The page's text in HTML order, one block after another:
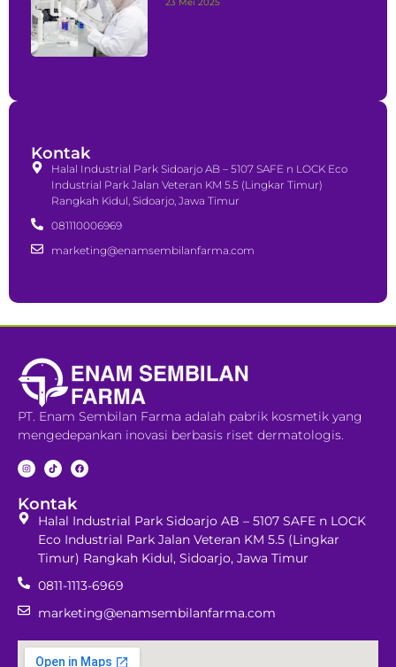
Kontak
Halal Industrial Park Sidoarjo AB – 5107 SAFE n LOCK Eco
Industrial Park Jalan Veteran KM 5.5 (Lingkar Timur)
Rangkah Kidul, Sidoarjo, Jawa Timur
081110006969
marketing@enamsembilanfarma.com
PT. Enam Sembilan Farma adalah pabrik kosmetik yang
mengedepankan inovasi berbasis riset dermatologis.
Kontak
Halal Industrial Park Sidoarjo AB – 5107 SAFE n LOCK
Eco Industrial Park Jalan Veteran KM 5.5 (Lingkar
Timur) Rangkah Kidul, Sidoarjo, Jawa Timur
0811-1113-6969
marketing@enamsembilanfarma.com